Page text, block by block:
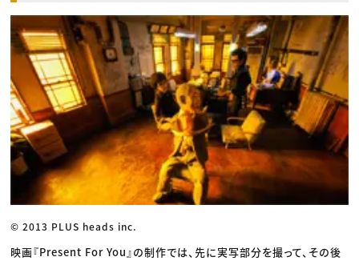
© 2013 PLUS heads inc.
映画『Present For You』の制作では、先に実写部分を撮って、その後